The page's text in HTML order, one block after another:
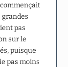
commençait
grandes
pas
sur le
puisque
pas moins